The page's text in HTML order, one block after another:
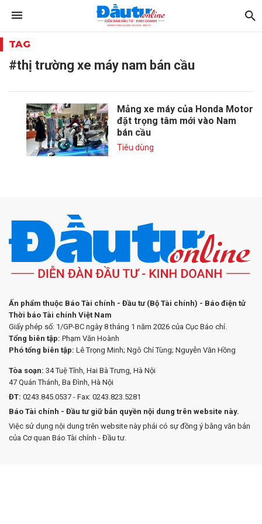
TAG
#thị trường xe máy nam bán cầu
Mảng xe máy của Honda Motor
đặt trọng tâm mới vào Nam
bán cầu
Tiêu dùng
Ấn phẩm thuộc Báo Tài chính - Đầu tư (Bộ Tài chính) - Báo điện tử
Thời báo Tài chính Việt Nam
Giấy phép số: 1/GP-BC ngày 8 tháng 1 năm 2026 của Cục Báo chí.
Tổng biên tập: Phạm Văn Hoành
Phó tổng biên tập: Lê Trọng Minh; Ngô Chí Tùng; Nguyễn Văn Hồng
Tòa soạn: 34 Tuệ Tĩnh, Hai Bà Trưng, Hà Nội
47 Quán Thánh, Ba Đình, Hà Nội
ĐT: 0243.845.0537 - Fax: 0243.823.5281
Báo Tài chính - Đầu tư giữ bản quyền nội dung trên website này.
Việc sử dụng nội dung trên website này phải có sự đồng ý bằng văn bản
của Cơ quan Báo Tài chính - Đầu tư.